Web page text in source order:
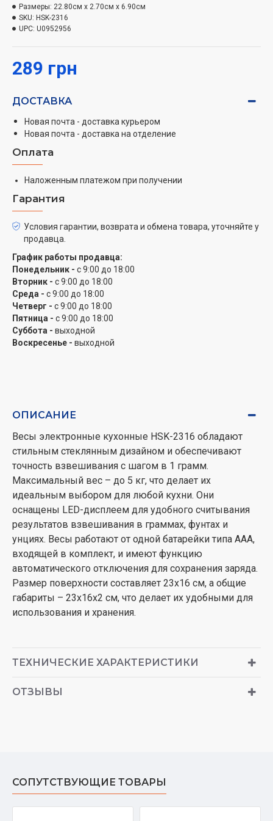
Размер поверхности составляет 23х16 см, а общие
габариты – 23х16х2 см, что делает их удобными для
289 грн
Размеры: 22.80см x 2.70см x 6.90см
SKU: HSK-2316
UPC: U0952956
ДОСТАВКА
Новая почта - доставка курьером
Новая почта - доставка на отделение
Оплата
Наложенным платежом при получении
Гарантия
Условия гарантии, возврата и обмена товара, уточняйте у
продавца.
График работы продавца:
Понедельник - с 9:00 до 18:00
Вторник - с 9:00 до 18:00
Среда - с 9:00 до 18:00
Четверг - с 9:00 до 18:00
Пятница - с 9:00 до 18:00
Суббота - выходной
Воскресенье - выходной
ОПИСАНИЕ
Весы электронные кухонные HSK-2316 обладают
стильным стеклянным дизайном и обеспечивают
точность взвешивания с шагом в 1 грамм.
Максимальный вес – до 5 кг, что делает их
идеальным выбором для любой кухни. Они
оснащены LED-дисплеем для удобного считывания
результатов взвешивания в граммах, фунтах и ​​
унциях. Весы работают от одной батарейки типа AAA,
входящей в комплект, и имеют функцию
автоматического отключения для сохранения заряда.
Размер поверхности составляет 23х16 см, а общие
габариты – 23х16х2 см, что делает их удобными для
использования и хранения.
ТЕХНИЧЕСКИЕ ХАРАКТЕРИСТИКИ
ОТЗЫВЫ
СОПУТСТВУЮЩИЕ ТОВАРЫ